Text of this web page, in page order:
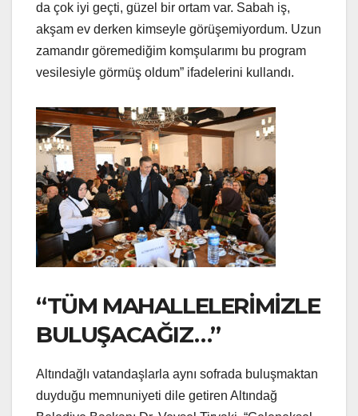
da çok iyi geçti, güzel bir ortam var. Sabah iş,
akşam ev derken kimseyle görüşemiyordum. Uzun
zamandır göremediğim komşularımı bu program
vesilesiyle görmüş oldum” ifadelerini kullandı.
“TÜM MAHALLELERİMİZLE
BULUŞACAĞIZ…”
Altındağlı vatandaşlarla aynı sofrada buluşmaktan
duyduğu memnuniyeti dile getiren Altındağ